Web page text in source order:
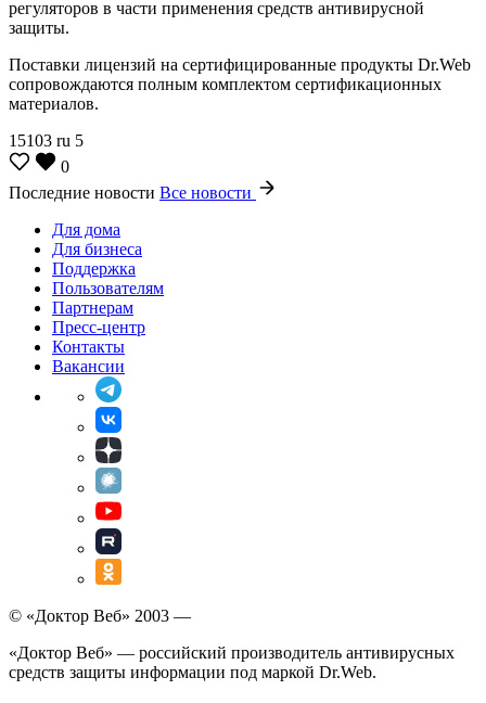
регуляторов в части применения средств антивирусной
защиты.
Поставки лицензий на сертифицированные продукты Dr.Web
сопровождаются полным комплектом сертификационных
материалов.
15103 ru 5
0
Последние новости Все новости
Для дома
Для бизнеса
Поддержка
Пользователям
Партнерам
Пресс-центр
Контакты
Вакансии
© «Доктор Веб» 2003 —
«Доктор Веб» — российский производитель антивирусных
средств защиты информации под маркой Dr.Web.